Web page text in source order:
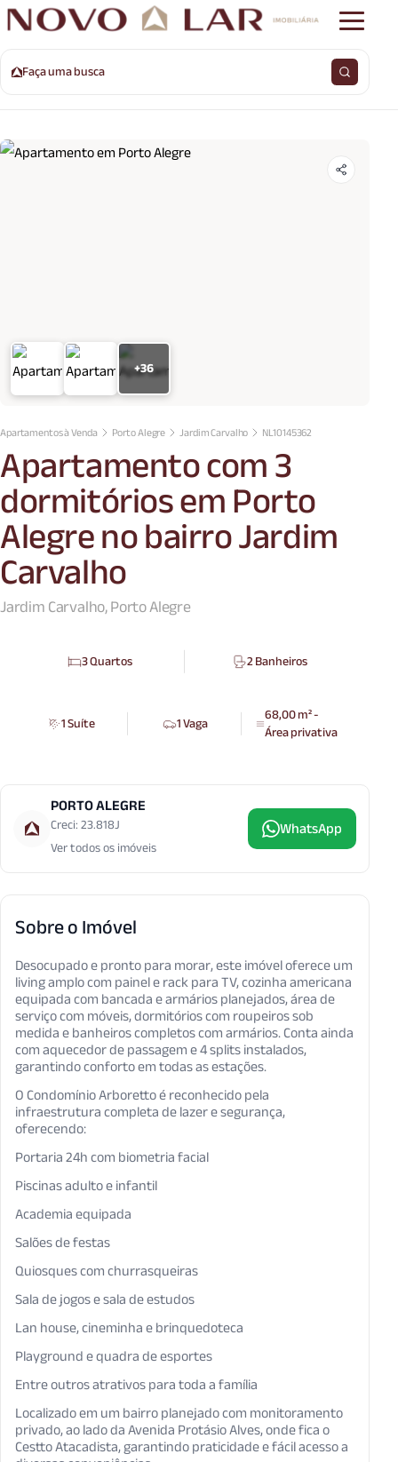
Faça uma busca
+36
Apartamentos à Venda Porto Alegre Jardim Carvalho NL10145362
Apartamento com 3
dormitórios em Porto
Alegre no bairro Jardim
Carvalho
Jardim Carvalho, Porto Alegre
3 Quartos 2 Banheiros
1 Suíte 1 Vaga 68,00 m² -
Área privativa
PORTO ALEGRE
Creci: 23.818J
Ver todos os imóveis
WhatsApp
Sobre o Imóvel
Desocupado e pronto para morar, este imóvel oferece um
living amplo com painel e rack para TV, cozinha americana
equipada com bancada e armários planejados, área de
serviço com móveis, dormitórios com roupeiros sob
medida e banheiros completos com armários. Conta ainda
com aquecedor de passagem e 4 splits instalados,
garantindo conforto em todas as estações.
O Condomínio Arboretto é reconhecido pela
infraestrutura completa de lazer e segurança,
oferecendo:
Portaria 24h com biometria facial
Piscinas adulto e infantil
Academia equipada
Salões de festas
Quiosques com churrasqueiras
Sala de jogos e sala de estudos
Lan house, cineminha e brinquedoteca
Playground e quadra de esportes
Entre outros atrativos para toda a família
Localizado em um bairro planejado com monitoramento
privado, ao lado da Avenida Protásio Alves, onde fica o
Cestto Atacadista, garantindo praticidade e fácil acesso a